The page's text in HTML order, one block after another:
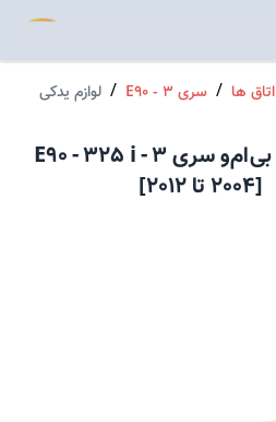
اتاق ها / سری 3 - E90 / لوازم یدکی
بی ام وسری 3 -
325 i
-
E90
[
2004تا2012
]